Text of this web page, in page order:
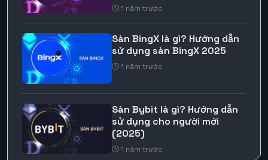
1 năm trước
Sàn BingX là gì? Hướng dẫn
sử dụng sàn BingX 2025
1 năm trước
Sàn Bybit là gì? Hướng dẫn
sử dụng cho người mới
(2025)
1 năm trước